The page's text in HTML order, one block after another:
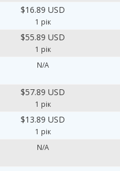
$16.89 USD
1 рік
$55.89 USD
1 рік
N/A
$57.89 USD
1 рік
$13.89 USD
1 рік
N/A